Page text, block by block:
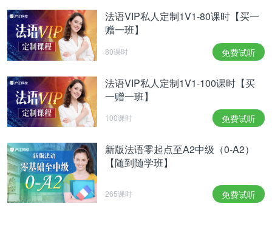
法语VIP私人定制1V1-80课时【买一
赠一班】
80课时 免费试听
法语VIP私人定制1V1-100课时【买
一赠一班】
100课时 免费试听
新版法语零起点至A2中级（0-A2）
【随到随学班】
265课时 免费试听